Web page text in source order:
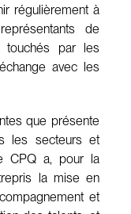
régulièrement à
de
touchés par les
avec les
que présente
les secteurs et
CPQ a, pour la
la mise en
et